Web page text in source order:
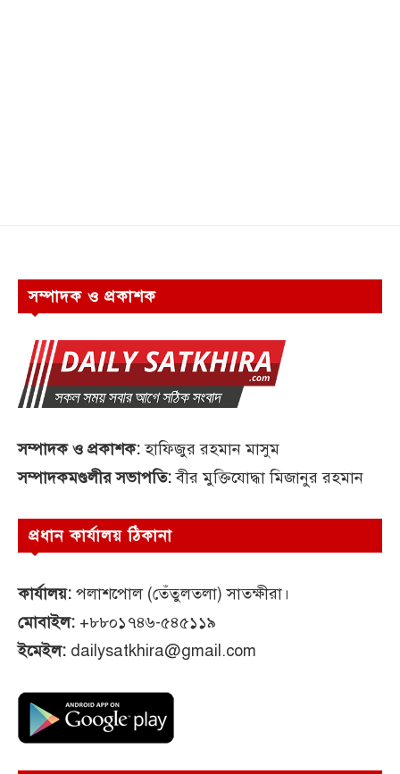
সম্পাদক ও প্রকাশক
সম্পাদক ও প্রকাশক:হাফিজুর রহমান মাসুম
সম্পাদকমণ্ডলীর সভাপতি:বীর মুক্তিযোদ্ধা মিজানুর রহমান
প্রধান কার্যালয় ঠিকানা
কার্যালয়: পলাশপোল (তেঁতুলতলা) সাতক্ষীরা।
মোবাইল: +৮৮০১৭৪৬-৫৪৫১১৯
ইমেইল: dailysatkhira@gmail.com